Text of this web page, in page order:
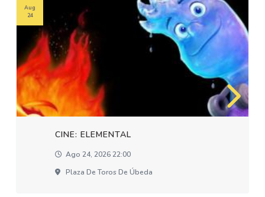
CINE: ELEMENTAL
Ago 24, 2026 22:00
Plaza De Toros De Úbeda
Aug
24